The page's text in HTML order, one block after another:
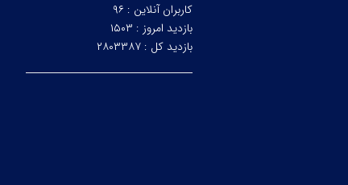
کاربران آنلاین : ۹۶
بازدید امروز : ۱۵۰۳
بازدید کل : ۲۸۰۳۳۸۷